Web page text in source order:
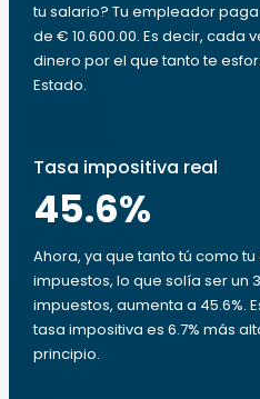
tu salario? Tu empleador
de € 10.600.00. Es decir, cada
dinero por el que tanto te
Estado.
Tasa impositiva real
45.6%
Ahora, ya que tanto tú como
impuestos, lo que solía ser un
impuestos, aumenta a 45.6%.
tasa impositiva es 6.7% más
principio.